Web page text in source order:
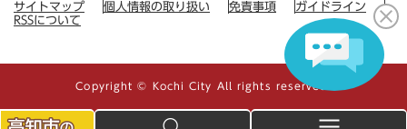
サイトマップ 個人情報の取り扱い 免責事項
ガイドライン
RSSについて
Copyright © Kochi City All rights reserved.